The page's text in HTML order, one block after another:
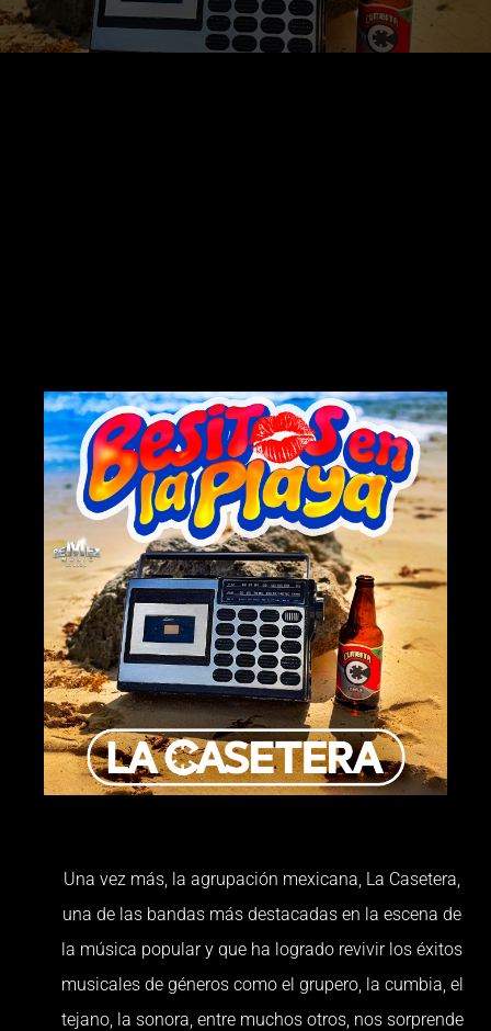
Una vez más, la agrupación mexicana, La Casetera,
una de las bandas más destacadas en la escena de
la música popular y que ha logrado revivir los éxitos
musicales de géneros como el grupero, la cumbia, el
tejano, la sonora, entre muchos otros, nos sorprende